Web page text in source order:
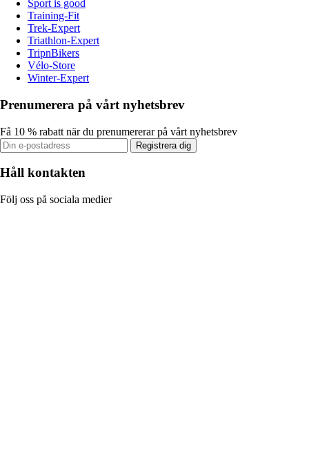
Sport is good
Training-Fit
Trek-Expert
Triathlon-Expert
TripnBikers
Vélo-Store
Winter-Expert
Prenumerera på vårt nyhetsbrev
Få 10 % rabatt när du prenumererar på vårt nyhetsbrev
Registrera dig
Håll kontakten
Följ oss på sociala medier